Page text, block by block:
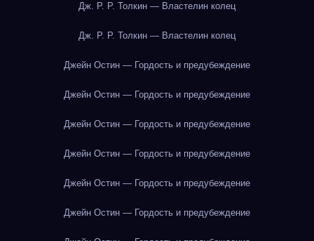
Дж. Р. Р. Толкин — Властелин колец
Дж. Р. Р. Толкин — Властелин колец
Джейн Остин — Гордость и предубеждение
Джейн Остин — Гордость и предубеждение
Джейн Остин — Гордость и предубеждение
Джейн Остин — Гордость и предубеждение
Джейн Остин — Гордость и предубеждение
Джейн Остин — Гордость и предубеждение